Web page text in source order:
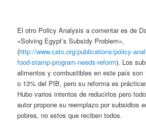
El otro Policy Analysis a comentar es de
«Solving Egypt’s Subsidy Problem»,
(http://www.cato.org/publications/policy-
food-stamp-program-needs-reform). Los
alimentos y combustibles en este país son
o 13% del PIB, pero su reforma es
Hubo varios intentos de reducirlos pero
autor propone su reemplazo por subsidios
pobres, no estos que reciben todos.